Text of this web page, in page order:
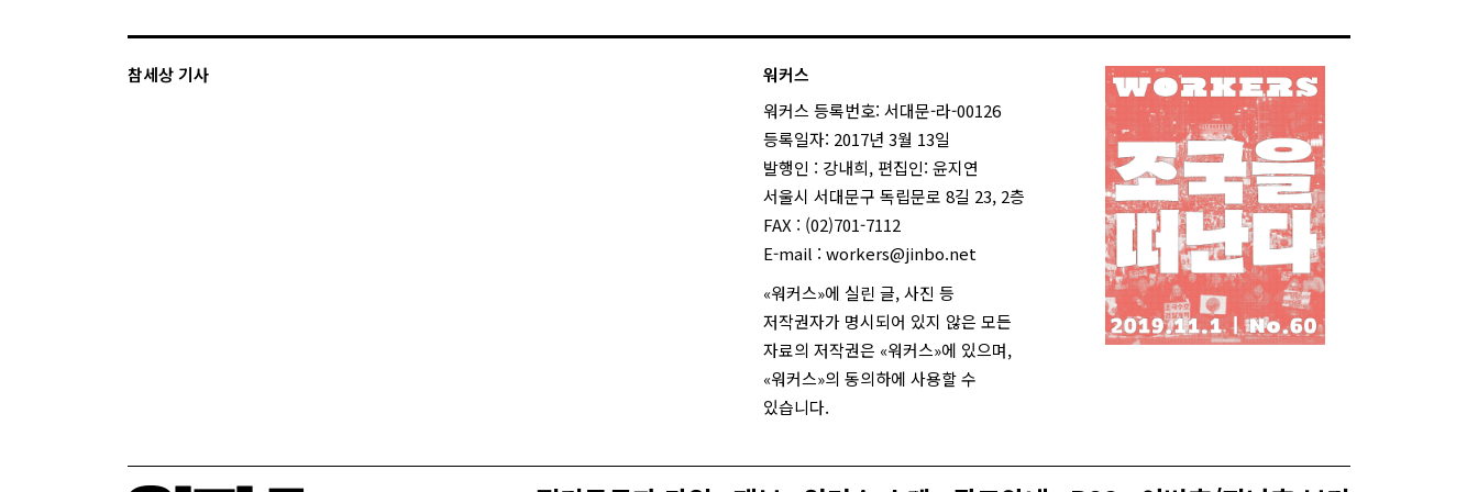
참세상 기사
워커스
워커스 등록번호: 서대문-라-00126
등록일자: 2017년 3월 13일
발행인 : 강내희, 편집인: 윤지연
서울시 서대문구 독립문로 8길 23, 2층
FAX : (02)701-7112
E-mail : workers@jinbo.net
«워커스»에 실린 글, 사진 등
저작권자가 명시되어 있지 않은 모든
자료의 저작권은 «워커스»에 있으며,
«워커스»의 동의하에 사용할 수
있습니다.